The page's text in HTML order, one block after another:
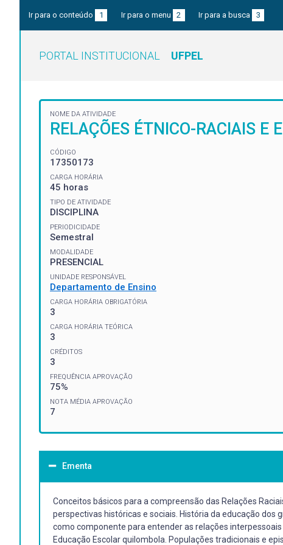
Ir para o conteúdo 1 Ir para o menu 2 Ir para a busca 3
PORTAL INSTITUCIONAL UFPEL
NOME DA ATIVIDADE
RELAÇÕES ÉTNICO-RACIAIS E
CÓDIGO
17350173
CARGA HORÁRIA
45 horas
TIPO DE ATIVIDADE
DISCIPLINA
PERIODICIDADE
Semestral
MODALIDADE
PRESENCIAL
UNIDADE RESPONSÁVEL
Departamento de Ensino
CARGA HORÁRIA OBRIGATÓRIA
3
CARGA HORÁRIA TEÓRICA
3
CRÉDITOS
3
FREQUÊNCIA APROVAÇÃO
75%
NOTA MÉDIA APROVAÇÃO
7
Ementa
Conceitos básicos para a compreensão das Relações
perspectivas históricas e sociais. História da educação
como componente para entender as relações
Educação Escolar quilombola. Populações tradicionais e